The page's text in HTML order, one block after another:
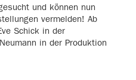
und können nun
vermelden! Ab
Schick in der
in der Produktion